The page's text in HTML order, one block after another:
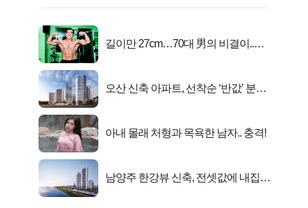
길이만 27cm…70대 男의 비결이..충
오산 신축 아파트, 선착순 ‘반값’ 분양
아내 몰래 처형과 목욕한 남자.. 충격!
남양주 한강뷰 신축, 전셋값에 내집마